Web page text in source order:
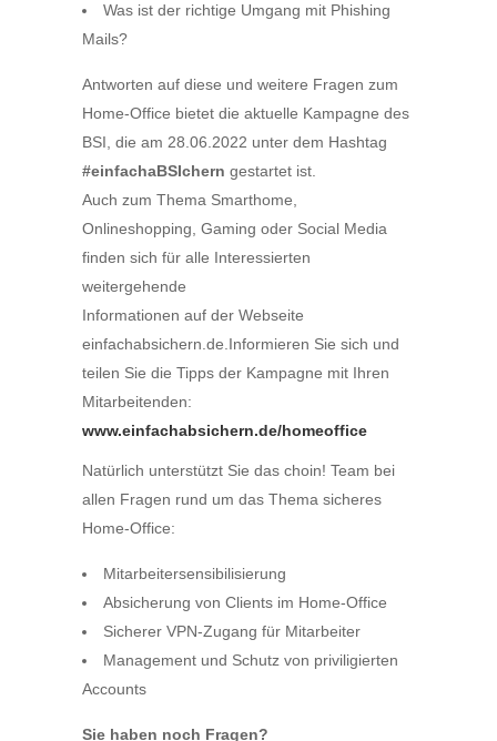
Was ist der richtige Umgang mit Phishing
Mails?
Antworten auf diese und weitere Fragen zum
Home-Office bietet die aktuelle Kampagne des
BSI, die am 28.06.2022 unter dem Hashtag
#einfachaBSIchern gestartet ist.
Auch zum Thema Smarthome,
Onlineshopping, Gaming oder Social Media
finden sich für alle Interessierten
weitergehende
Informationen auf der Webseite
einfachabsichern.de.Informieren Sie sich und
teilen Sie die Tipps der Kampagne mit Ihren
Mitarbeitenden:
www.einfachabsichern.de/homeoffice
Natürlich unterstützt Sie das choin! Team bei
allen Fragen rund um das Thema sicheres
Home-Office:
Mitarbeitersensibilisierung
Absicherung von Clients im Home-Office
Sicherer VPN-Zugang für Mitarbeiter
Management und Schutz von priviligierten
Accounts
Sie haben noch Fragen?